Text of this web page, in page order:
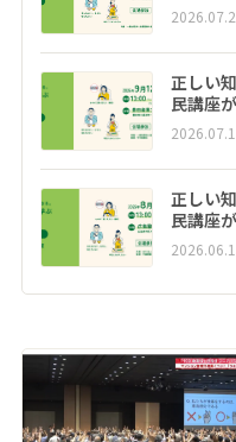
正しい
民講座
正しい
民講座